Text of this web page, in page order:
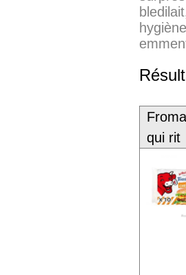
bledilait
hygiène
qui rit